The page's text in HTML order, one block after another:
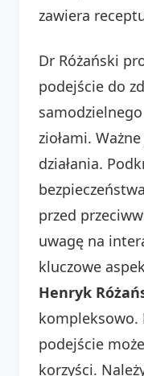
zawiera
Dr Różański
podejście do
ziołami.
działania.
przed
uwagę na
kluczowe
Henryk
kompleksowo.
podejście
korzyści.